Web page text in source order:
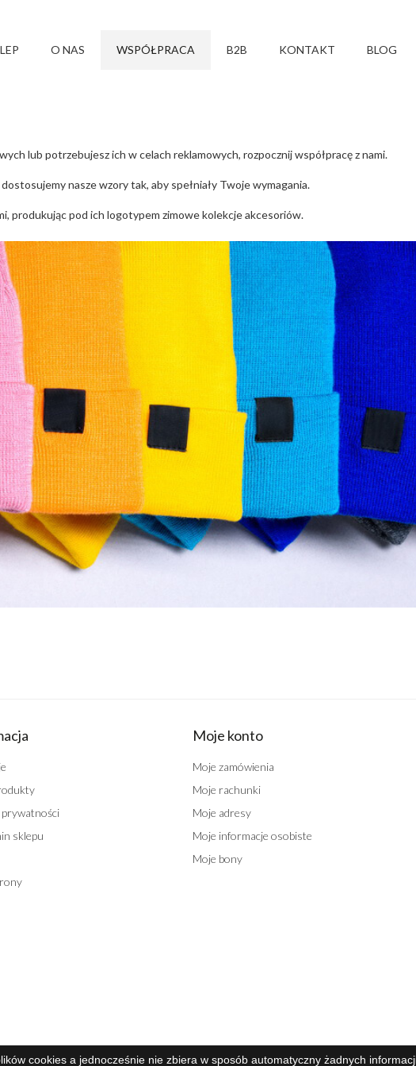
O NAS WSPÓŁPRACA B2B KONTAKT BLOG
lub potrzebujesz ich w celach reklamowych, rozpocznij współpracę z nami.
nasze wzory tak, aby spełniały Twoje wymagania.
produkując pod ich logotypem zimowe kolekcje akcesoriów.
prywatności
sklepu
Moje konto
Moje zamówienia
Moje rachunki
Moje adresy
Moje informacje osobiste
Moje bony
cookies a jednocześnie nie zbiera w sposób automatyczny żadnych